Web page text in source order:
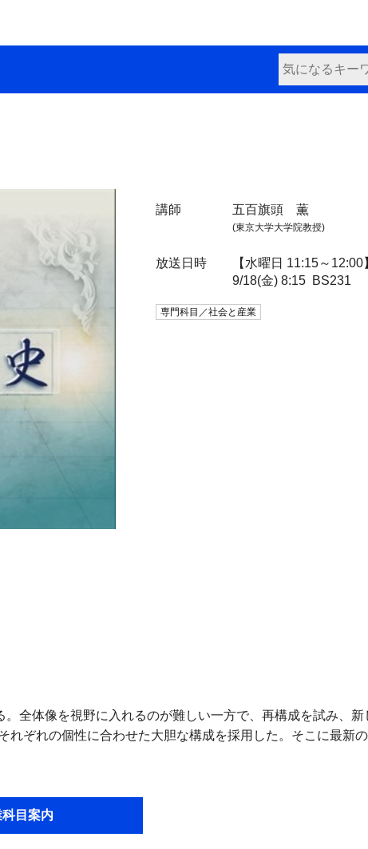
講師 五百旗頭 薫
(東京大学大学院教授)
放送日時
【水曜日 11:15～12:00
9/18(金) 8:15 BS231
専門科目／社会と産業
全体像を視野に入れるのが難しい一方で、再構成を試み、
ぞれの個性に合わせた大胆な構成を採用した。そこに最新
目案内